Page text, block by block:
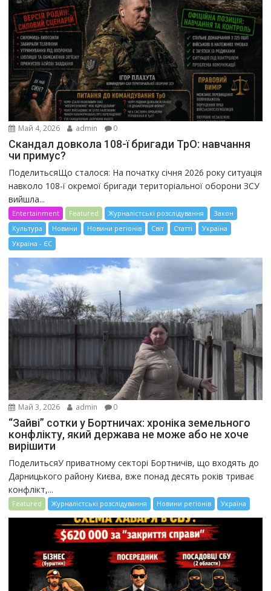
Май 4, 2026 admin 0
Скандал довкола 108-ї бригади ТрО: навчання
чи примус?
ПоделитьсяЩо сталося: На початку січня 2026 року ситуація
навколо 108-ї окремої бригади територіальної оборони ЗСУ
вийшла...
Entertainment Featured Журналістські розслідування
Закон
Культура
Новини Новини регіонів Світ Статті
Україна
Україна - ЄС
Май 3, 2026 admin 0
“Зайві” сотки у Бортничах: хроніка земельного
конфлікту, який держава не може або не хоче
вирішити
ПоделитьсяУ приватному секторі Бортничів, що входять до
Дарницького району Києва, вже понад десять років триває
конфлікт,...
Featured Журналістські розслідування Новини регіонів Україна